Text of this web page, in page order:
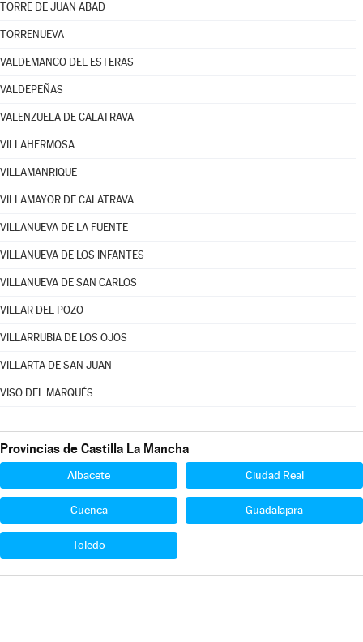
TORRE DE JUAN ABAD
TORRENUEVA
VALDEMANCO DEL ESTERAS
VALDEPEÑAS
VALENZUELA DE CALATRAVA
VILLAHERMOSA
VILLAMANRIQUE
VILLAMAYOR DE CALATRAVA
VILLANUEVA DE LA FUENTE
VILLANUEVA DE LOS INFANTES
VILLANUEVA DE SAN CARLOS
VILLAR DEL POZO
VILLARRUBIA DE LOS OJOS
VILLARTA DE SAN JUAN
VISO DEL MARQUÉS
Provincias de Castilla La Mancha
Albacete Ciudad Real
Cuenca Guadalajara
Toledo